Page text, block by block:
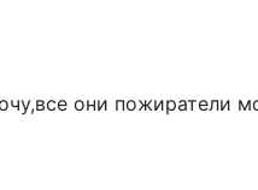
они пожиратели